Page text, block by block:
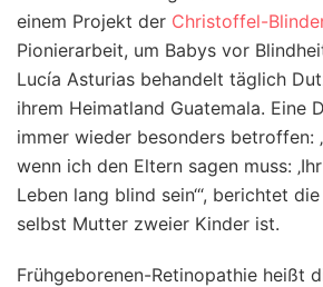
einem Projekt der Christoffel-
Pionierarbeit, um Babys vor
Lucía Asturias behandelt täglich
ihrem Heimatland Guatemala. Eine
immer wieder besonders betroffen:
wenn ich den Eltern sagen muss:
Leben lang blind sein‘“, berichtet
selbst Mutter zweier Kinder ist.
Frühgeborenen-Retinopathie heißt